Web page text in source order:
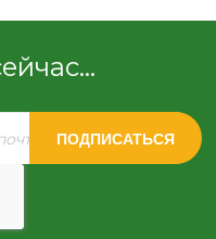
ПОДПИСАТЬСЯ